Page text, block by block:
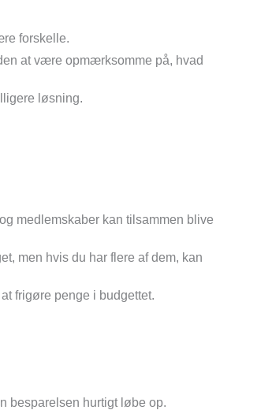
forskelle.
at være opmærksomme på, hvad
løsning.
medlemskaber kan tilsammen blive
men hvis du har flere af dem, kan
frigøre penge i budgettet.
besparelsen hurtigt løbe op.